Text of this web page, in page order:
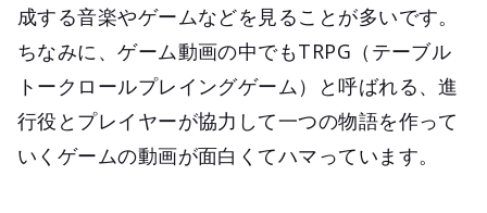
成する音楽やゲームなどを見ることが多いです。
ちなみに、ゲーム動画の中でもTRPG（テーブル
トークロールプレイングゲーム）と呼ばれる、進
行役とプレイヤーが協力して一つの物語を作って
いくゲームの動画が面白くてハマっています。